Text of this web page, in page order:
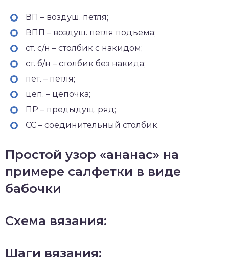
ВП – воздуш. петля;
ВПП – воздуш. петля подъема;
ст. с/н – столбик с накидом;
ст. б/н – столбик без накида;
пет. – петля;
цеп. – цепочка;
ПР – предыдущ. ряд;
СС – соединительный столбик.
Простой узор «ананас» на
примере салфетки в виде
бабочки
Схема вязания:
Шаги вязания: